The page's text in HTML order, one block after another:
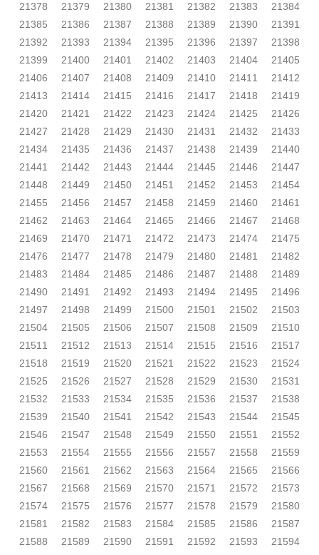
21378
21379 21380 21381 21382 21383
21384
21385
21386 21387 21388 21389 21390
21391
21392
21393 21394 21395 21396 21397
21398
21399
21400 21401 21402 21403 21404
21405
21406
21407 21408 21409 21410 21411
21412
21413
21414 21415 21416 21417 21418
21419
21420
21421 21422 21423 21424 21425
21426
21427
21428 21429 21430 21431 21432
21433
21434
21435 21436 21437 21438 21439
21440
21441
21442 21443 21444 21445 21446
21447
21448
21449 21450 21451 21452 21453
21454
21455
21456 21457 21458 21459 21460
21461
21462
21463 21464 21465 21466 21467
21468
21469
21470 21471 21472 21473 21474
21475
21476
21477 21478 21479 21480 21481
21482
21483
21484 21485 21486 21487 21488
21489
21490
21491 21492 21493 21494 21495
21496
21497
21498 21499 21500 21501 21502
21503
21504
21505 21506 21507 21508 21509
21510
21511
21512 21513 21514 21515 21516
21517
21518
21519 21520 21521 21522 21523
21524
21525
21526 21527 21528 21529 21530
21531
21532
21533 21534 21535 21536 21537
21538
21539
21540 21541 21542 21543 21544
21545
21546
21547 21548 21549 21550 21551
21552
21553
21554 21555 21556 21557 21558
21559
21560
21561 21562 21563 21564 21565
21566
21567
21568 21569 21570 21571 21572
21573
21574
21575 21576 21577 21578 21579
21580
21581
21582 21583 21584 21585 21586
21587
21588
21589 21590 21591 21592 21593
21594